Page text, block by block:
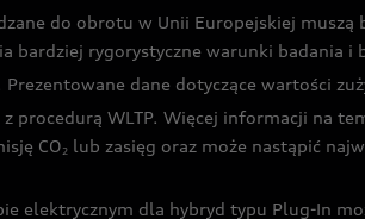
do obrotu w Unii Europejskiej
bardziej rygorystyczne warunki badania
dane dotyczące wartości
WLTP. Więcej informacji na
CO2 lub zasięg oraz może nastąpić
elektrycznym dla hybryd typu Plug-In